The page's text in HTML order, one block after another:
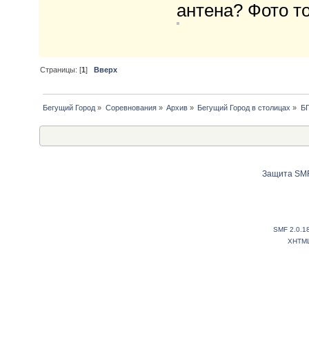
антена? Фото
Страницы: [1] Вверх
Бегущий Город » Соревнования» Архив » Бегущий Город в столицах »
Защита
SMF